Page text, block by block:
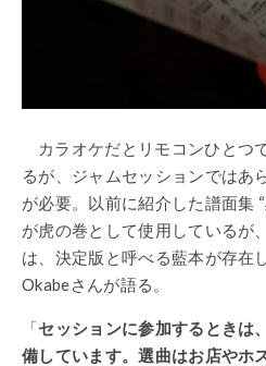
カラオケだとリモコンひとつ
るが、ジャムセッションではあ
が必要。以前に紹介した譜面集
が虎の巻として使用しているが
は、決定版と呼べる藍本が存在
Okabeさんが語る。
「セッションに参加するときは
備しています。選曲はお店やホ